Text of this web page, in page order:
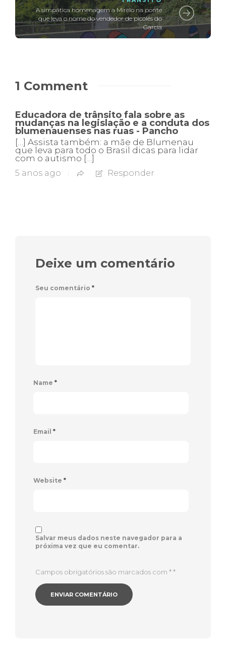
A simpática homenagem a Mirelo na ponte
que leva o nome do vendedor de picolés do
Garcia
1 Comment
Educadora de trânsito fala sobre as
mudanças na legislação e a conduta dos
blumenauenses nas ruas - Pancho
[…] Assista também: a mãe de Blumenau
que leva para todo o Brasil dicas para lidar
com o autismo […]
5 anos ago Responder
Deixe um comentário
Seu comentário *
Name *
Email *
Website *
Salvar meus dados neste navegador para a
próxima vez que eu comentar.
Campos obrigatórios são marcados com **